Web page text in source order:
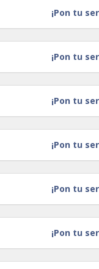
¡Pon tu
¡Pon tu
¡Pon tu
¡Pon tu
¡Pon tu
¡Pon tu